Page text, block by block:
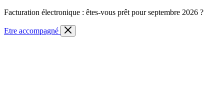
Skip
content
Facturation électronique : êtes-vous prêt pour septembre 2026 ?
Etre accompagné